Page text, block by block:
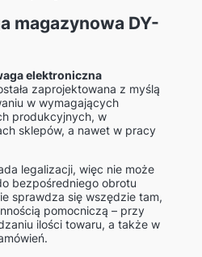
magazynowa DY-
elektroniczna
zaprojektowana z myślą
w wymagających
produkcyjnych, w
sklepów, a nawet w pracy
legalizacji, więc nie może
bezpośredniego obrotu
sprawdza się wszędzie tam,
pomocniczą – przy
ilości towaru, a także w